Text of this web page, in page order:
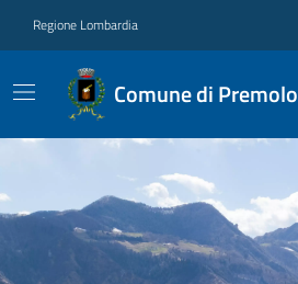
Regione Lombardia
Comune di Premolo